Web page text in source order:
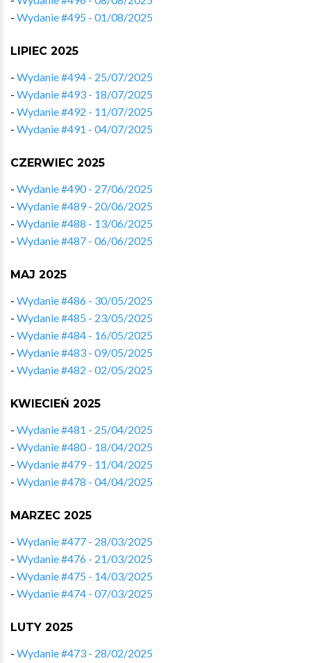
- Wydanie #495 - 01/08/2025
LIPIEC 2025
- Wydanie #494 - 25/07/2025
- Wydanie #493 - 18/07/2025
- Wydanie #492 - 11/07/2025
- Wydanie #491 - 04/07/2025
CZERWIEC 2025
- Wydanie #490 - 27/06/2025
- Wydanie #489 - 20/06/2025
- Wydanie #488 - 13/06/2025
- Wydanie #487 - 06/06/2025
MAJ 2025
- Wydanie #486 - 30/05/2025
- Wydanie #485 - 23/05/2025
- Wydanie #484 - 16/05/2025
- Wydanie #483 - 09/05/2025
- Wydanie #482 - 02/05/2025
KWIECIEŃ 2025
- Wydanie #481 - 25/04/2025
- Wydanie #480 - 18/04/2025
- Wydanie #479 - 11/04/2025
- Wydanie #478 - 04/04/2025
MARZEC 2025
- Wydanie #477 - 28/03/2025
- Wydanie #476 - 21/03/2025
- Wydanie #475 - 14/03/2025
- Wydanie #474 - 07/03/2025
LUTY 2025
- Wydanie #473 - 28/02/2025